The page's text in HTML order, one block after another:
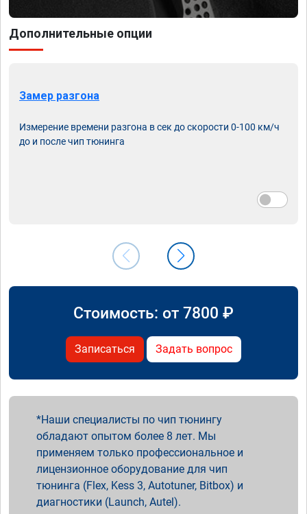
Дополнительные опции
Замер разгона
Измерение времени разгона в сек до скорости 0-100 км/ч
до и после чип тюнинга
Стоимость: от 7800 ₽
Записаться Задать вопрос
Наши специалисты по чип тюнингу
обладают опытом более 8 лет. Мы
применяем только профессиональное и
лицензионное оборудование для чип
тюнинга (Flex, Kess 3, Autotuner, Bitbox) и
диагностики (Launch, Autel).